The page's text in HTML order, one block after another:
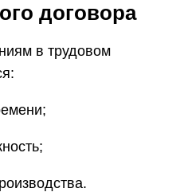
договора
в трудовом